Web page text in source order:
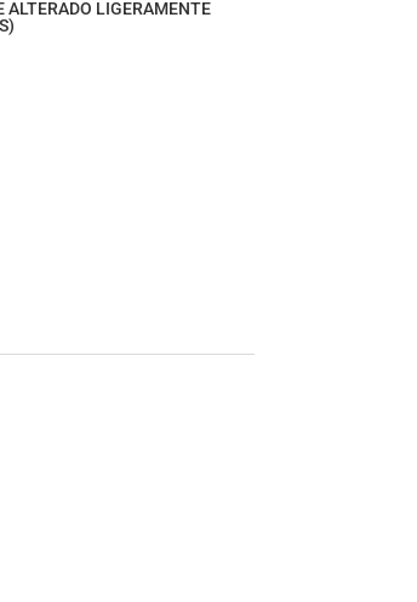
ALTERADO LIGERAMENTE